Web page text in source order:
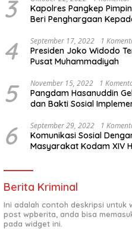
3
Kapolres Pangkep
Beri Penghargaan
4 September 17, 2022 1
Presiden Joko Widodo
Pusat Muhammadiyah
5 November 15, 2022 1
Pangdam Hasanuddin Gelar Panen Raya
dan Bakti Sosial
6 September 29, 2022 1
Komunikasi Sosial
Masyarakat Kodam XIV
Berita Kriminal
Ini adalah contoh deskripsi untuk
post wpberita, anda bisa
pada widget ini.